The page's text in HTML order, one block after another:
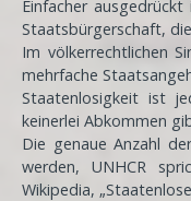
Einfacher
Staatsbürgerschaft,
Im völkerrechtlichen
mehrfache
Staatenlosigkeit ist
keinerlei Abkommen
Die genaue Anzahl
werden, UNHCR
Wikipedia,